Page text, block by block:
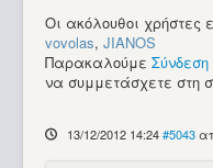
Οι ακόλουθοι χρήστες
vovolas, JIANOS
Παρακαλούμε Σύνδεση
να συμμετάσχετε στη
13/12/2012 14:24 #5043